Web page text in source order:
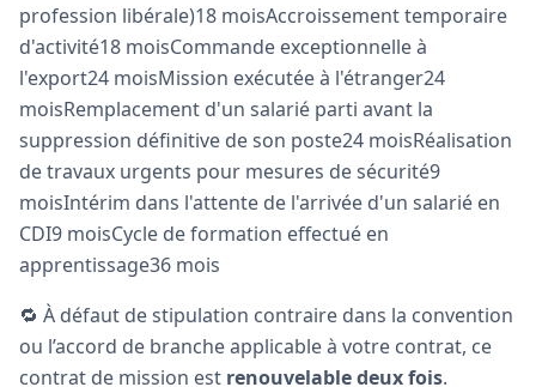
profession libérale)18 moisAccroissement temporaire
d'activité18 moisCommande exceptionnelle à
l'export24 moisMission exécutée à l'étranger24
moisRemplacement d'un salarié parti avant la
suppression définitive de son poste24 moisRéalisation
de travaux urgents pour mesures de sécurité9
moisIntérim dans l'attente de l'arrivée d'un salarié en
CDI9 moisCycle de formation effectué en
apprentissage36 mois
🔁 À défaut de stipulation contraire dans la convention
ou l’accord de branche applicable à votre contrat, ce
contrat de mission est renouvelable deux fois.